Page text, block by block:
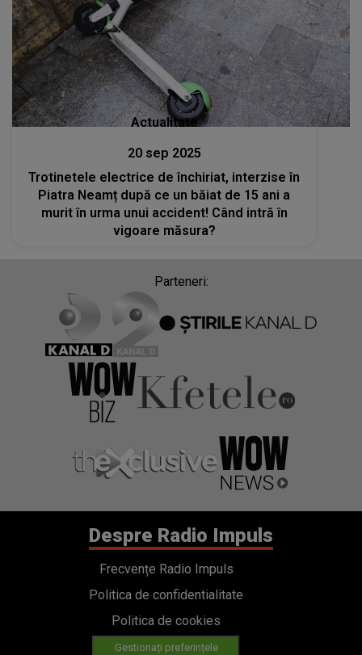
Actualitate
20 sep 2025
Trotinetele electrice de închiriat, interzise în
Piatra Neamț după ce un băiat de 15 ani a
murit în urma unui accident! Când intră în
vigoare măsura?
Parteneri:
Despre Radio Impuls
Frecvențe Radio Impuls
Politica de confidentialitate
Politica de cookies
Gestionați preferințele